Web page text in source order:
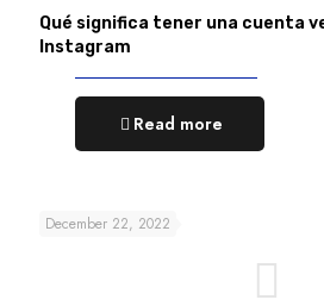
Qué significa tener una cuenta
Instagram
Read more
December 22, 2022